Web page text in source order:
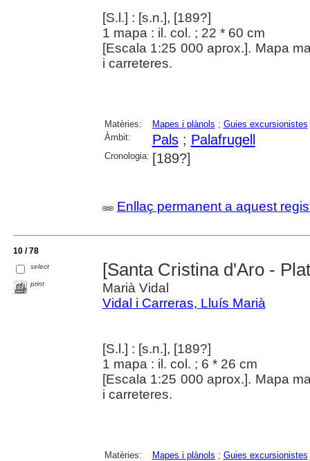
[S.l.] : [s.n.], [189?]
1 mapa : il. col. ; 22 * 60 cm
[Escala 1:25 000 aprox.]. Mapa
i carreteres.
Matèries: Mapes i plànols ; Guies excursionistes
Àmbit:
Pals; Palafrugell
Cronologia: [189?]
Enllaç permanent a aquest
10 / 78
select
print
[Santa Cristina d'Aro -
Marià Vidal
Vidal i Carreras, Lluís Marià
[S.l.] : [s.n.], [189?]
1 mapa : il. col. ; 6 * 26 cm
[Escala 1:25 000 aprox.]. Mapa
i carreteres.
Matèries: Mapes i plànols ; Guies excursionistes